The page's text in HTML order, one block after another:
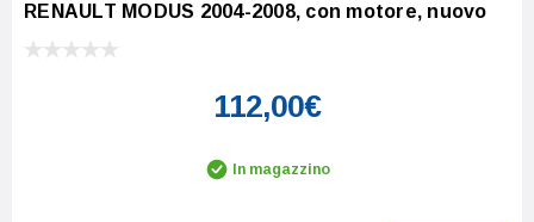
RENAULT MODUS 2004-2008, con motore, nuovo
112,00€
In magazzino